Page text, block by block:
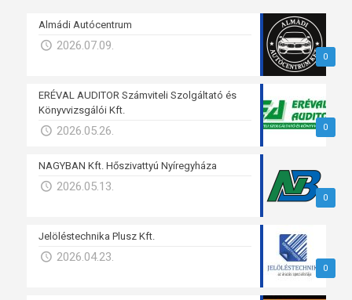
0
Almádi Autócentrum
2026.07.09.
0
ERÉVAL AUDITOR Számviteli Szolgáltató és
Könyvvizsgálói Kft.
2026.05.26.
0
NAGYBAN Kft. Hőszivattyú Nyíregyháza
2026.05.13.
0
Jelöléstechnika Plusz Kft.
2026.04.23.